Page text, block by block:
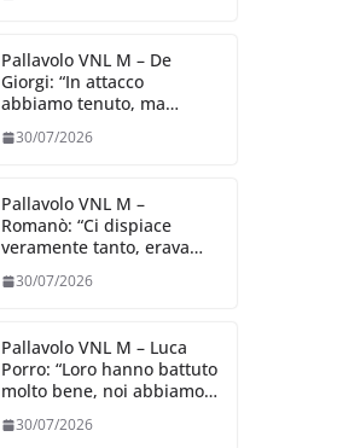
Pallavolo VNL M – De
Giorgi: “In attacco
abbiamo tenuto, ma
dalla prestazione in
30/07/2026
Pallavolo VNL M –
Romanò: “Ci dispiace
veramente tanto, eravamo
impareremo”
30/07/2026
Pallavolo VNL M – Luca
Porro: “Loro hanno battuto
molto bene, noi abbiamo
spunto su cui lavorare e
30/07/2026